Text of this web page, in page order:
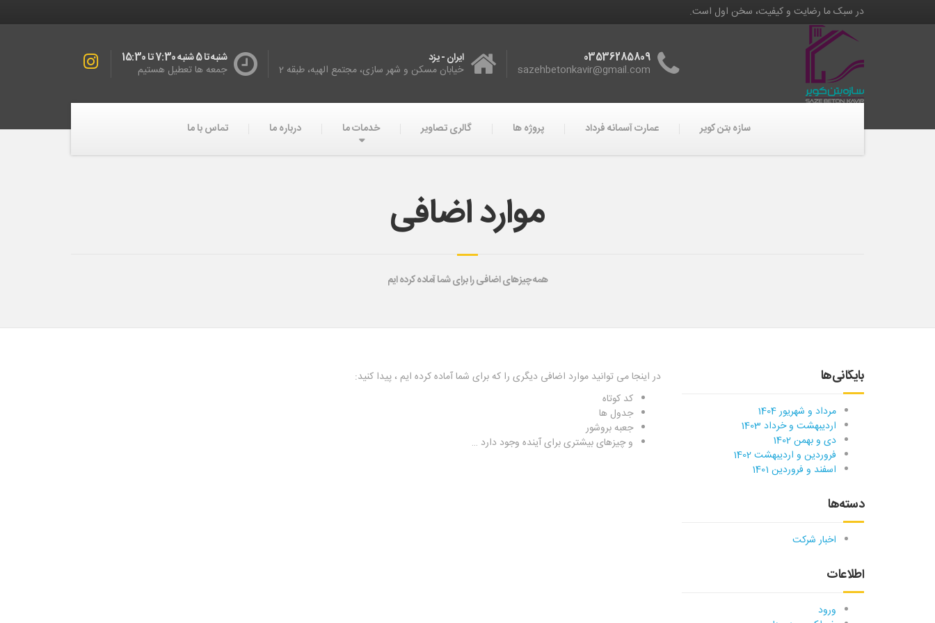
در سبک ما رضایت و کیفیت، سخن اول است.
03536285809
sazehbetonkavir@gmail.com
ایران - یزد
خیابان مسکن و شهر سازی، مجتمع الهیه، طبقه 2
شنبه تا 5 شنبه 7:30 تا 15:30
جمعه ها تعطیل هستیم
سازه بتن کویر عمارت آسمانه فرداد پروژه ها گالری تصاویر خدمات ما درباره ما تماس با ما
موارد اضافی
همه چیزهای اضافی را برای شما آماده کرده ایم
در اینجا می توانید موارد اضافی دیگری را که برای شما آماده کرده ایم ، پیدا کنید:
کد کوتاه
جدول ها
جعبه بروشور
و چیزهای بیشتری برای آینده وجود دارد …
بایگانی‌ها
مرداد و شهریور 1404
اردیبهشت و خرداد 1403
دی و بهمن 1402
فروردین و اردیبهشت 1402
اسفند و فروردین 1401
دسته‌ها
اخبار شرکت
اطلاعات
ورود